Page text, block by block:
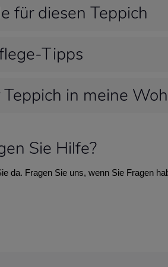
für diesen Teppich
Tipps
Teppich in meine
Sie Hilfe?
da. Fragen Sie uns, wenn Sie Fragen